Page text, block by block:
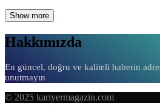
Show more
Hakkımızda
En güncel, doğru ve kaliteli haberin
unutmayın
© 2025 kariyermagazin.com